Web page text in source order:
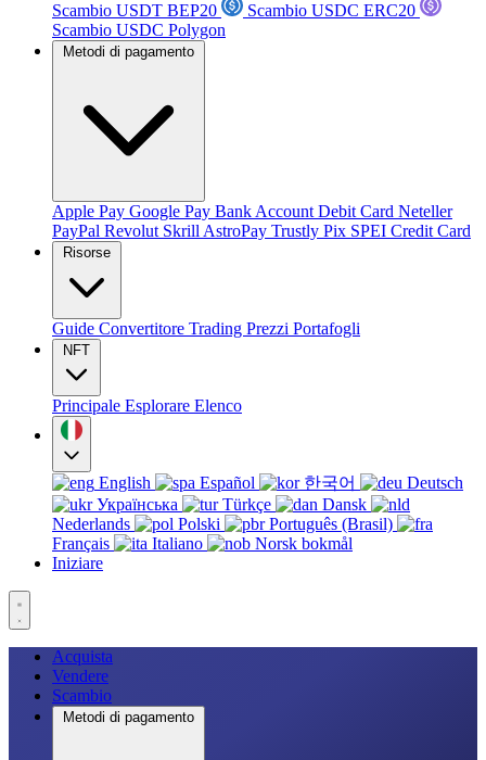
Scambio USDT BEP20
Scambio USDC ERC20
Scambio USDC Polygon
Metodi di pagamento
Apple Pay Google Pay Bank Account Debit Card Neteller
PayPal Revolut Skrill AstroPay Trustly Pix SPEI Credit Card
Risorse
Guide Convertitore Trading Prezzi Portafogli
NFT
Principale Esplorare Elenco
English Español 한국어
Deutsch
Українська
Türkçe
Dansk
Nederlands
Polski
Português (Brasil)
Français
Italiano
Norsk bokmål
Iniziare
Acquista
Vendere
Scambio
Metodi di pagamento